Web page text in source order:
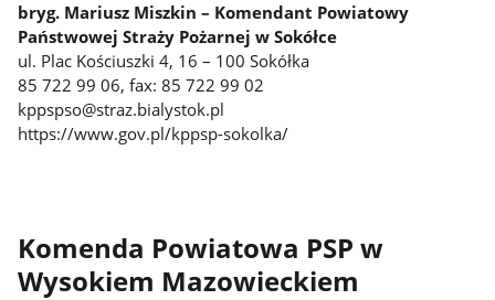
bryg. Mariusz Miszkin – Komendant Powiatowy
Państwowej Straży Pożarnej w Sokółce
ul. Plac Kościuszki 4, 16 – 100 Sokółka
85 722 99 06, fax: 85 722 99 02
kppspso@straz.bialystok.pl
https://www.gov.pl/kppsp-sokolka/
Komenda Powiatowa PSP w
Wysokiem Mazowieckiem